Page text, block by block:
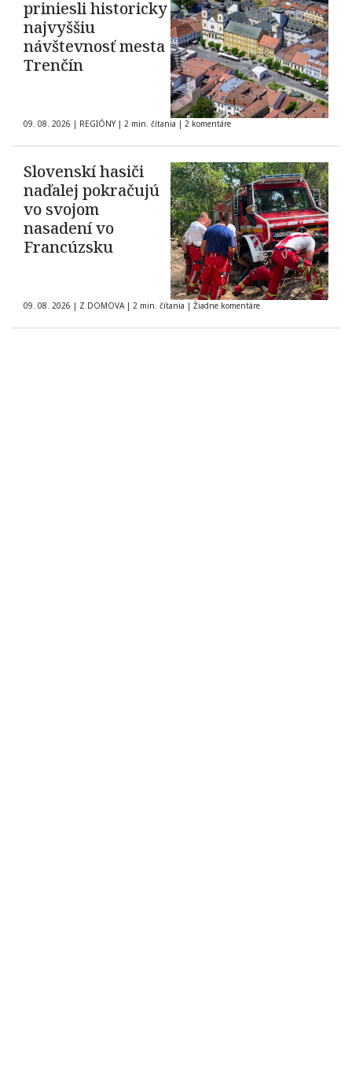
priniesli historicky
najvyššiu
návštevnosť mesta
Trenčín
09. 08. 2026 | REGIÓNY | 2 min. čítania | 2 komentáre
Slovenskí hasiči
naďalej pokračujú
vo svojom
nasadení vo
Francúzsku
09. 08. 2026 | Z DOMOVA | 2 min. čítania | Žiadne komentáre